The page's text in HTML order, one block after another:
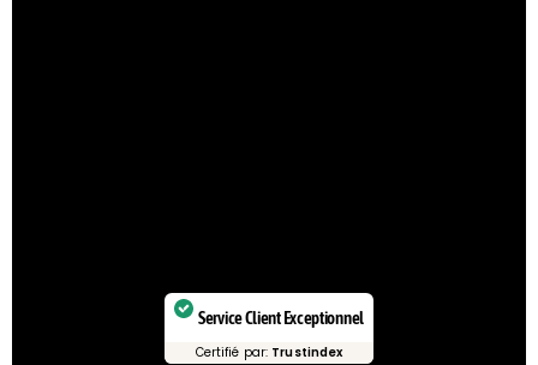
Service Client Exceptionnel
Certifié par: Trustindex